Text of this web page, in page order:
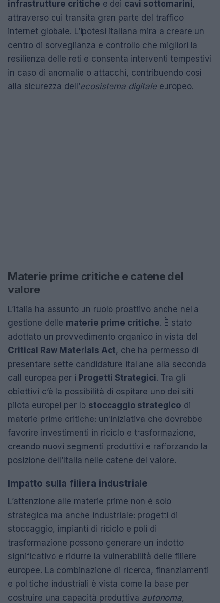
infrastrutture critiche e dei cavi sottomarini,
attraverso cui transita gran parte del traffico
internet globale. L’ipotesi italiana mira a creare un
centro di sorveglianza e controllo che migliori la
resilienza delle reti e consenta interventi tempestivi
in caso di anomalie o attacchi, contribuendo così
alla sicurezza dell’ecosistema digitaleeuropeo.
Materie prime critiche e catene del
valore
L’Italia ha assunto un ruolo proattivo anche nella
gestione delle materie prime critiche. È stato
adottato un provvedimento organico in vista del
Critical Raw Materials Act, che ha permesso di
presentare sette candidature italiane alla seconda
call europea per i Progetti Strategici. Tra gli
obiettivi c’è la possibilità di ospitare uno dei siti
pilota europei per lo stoccaggio strategico di
materie prime critiche: un’iniziativa che dovrebbe
favorire investimenti in riciclo e trasformazione,
creando nuovi segmenti produttivi e rafforzando la
posizione dell’Italia nelle catene del valore.
Impatto sulla filiera industriale
L’attenzione alle materie prime non è solo
strategica ma anche industriale: progetti di
stoccaggio, impianti di riciclo e poli di
trasformazione possono generare un indotto
significativo e ridurre la vulnerabilità delle filiere
europee. La combinazione di ricerca, finanziamenti
e politiche industriali è vista come la base per
costruire una capacità produttiva autonoma,